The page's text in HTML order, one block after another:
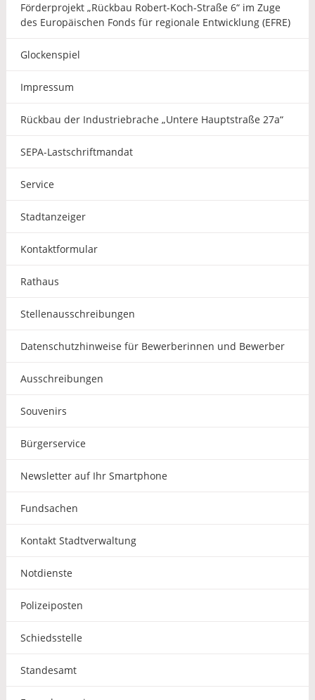
Förderprojekt „Rückbau Robert-Koch-Straße 6“ im Zuge
des Europäischen Fonds für regionale Entwicklung (EFRE)
Glockenspiel
Impressum
Rückbau der Industriebrache „Untere Hauptstraße 27a“
SEPA-Lastschriftmandat
Service
Stadtanzeiger
Kontaktformular
Rathaus
Stellenausschreibungen
Datenschutzhinweise für Bewerberinnen und Bewerber
Ausschreibungen
Souvenirs
Bürgerservice
Newsletter auf Ihr Smartphone
Fundsachen
Kontakt Stadtverwaltung
Notdienste
Polizeiposten
Schiedsstelle
Standesamt